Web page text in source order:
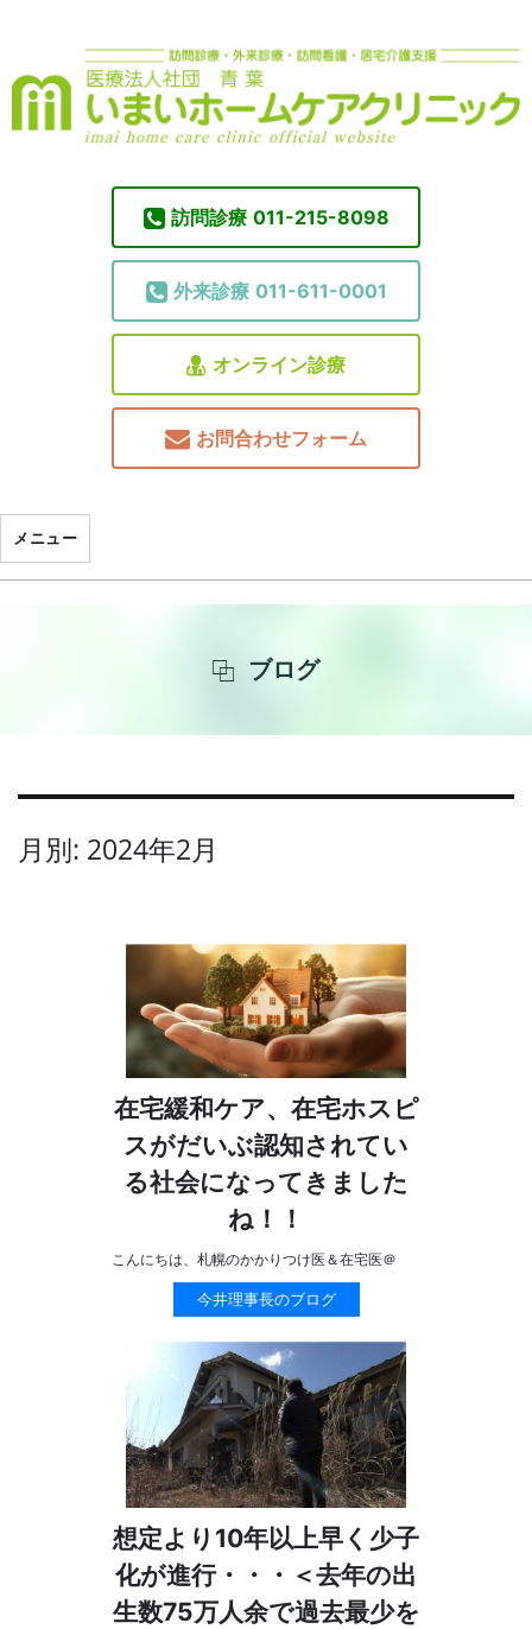
訪問診療 011-215-8098
外来診療 011-611-0001
オンライン診療
お問合わせフォーム
メニュー
ブログ
月別: 2024年2月
在宅緩和ケア、在宅ホスピ
スがだいぶ認知されてい
る社会になってきました
ね！！
こんにちは、札幌のかかりつけ医＆在宅医＠
今井理事長のブログ
想定より10年以上早く少子
化が進行・・・＜去年の出
生数75万人余で過去最少を